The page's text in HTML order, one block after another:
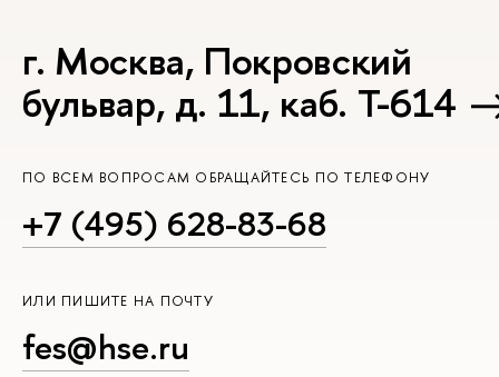
г. Москва, Покровский
бульвар, д. 11, каб. Т-614
ПО ВСЕМ ВОПРОСАМ ОБРАЩАЙТЕСЬ ПО ТЕЛЕФОНУ
+7 (495) 628-83-68
ИЛИ ПИШИТЕ НА ПОЧТУ
fes@hse.ru